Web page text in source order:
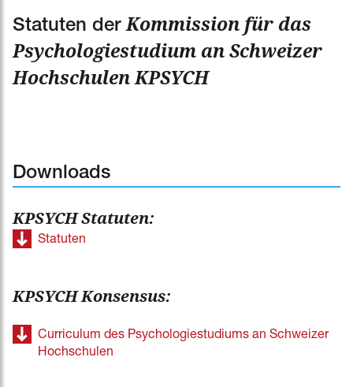
Statuten derKommission für das
Psychologiestudium an Schweizer
Hochschulen KPSYCH
Downloads
KPSYCH Statuten:
Statuten
KPSYCH Konsensus:
Curriculum des Psychologiestudiums an Schweizer
Hochschulen